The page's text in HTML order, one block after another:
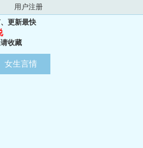
用户注册
更新最快
收藏
女生言情